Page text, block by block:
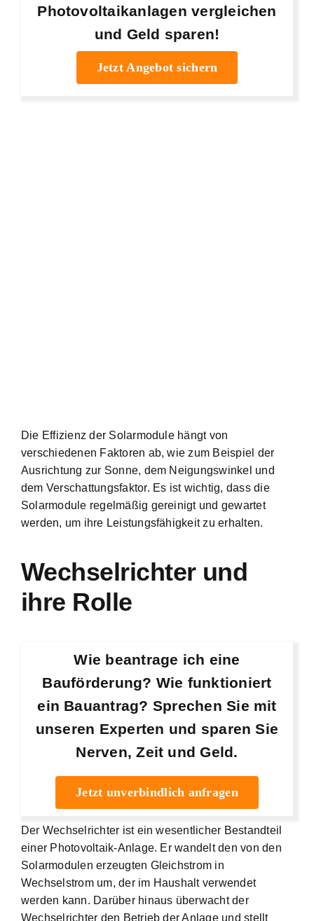
Photovoltaikanlagen vergleichen
und Geld sparen!
Jetzt Angebot sichern
Die Effizienz der Solarmodule hängt von
verschiedenen Faktoren ab, wie zum Beispiel der
Ausrichtung zur Sonne, dem Neigungswinkel und
dem Verschattungsfaktor. Es ist wichtig, dass die
Solarmodule regelmäßig gereinigt und gewartet
werden, um ihre Leistungsfähigkeit zu erhalten.
Wechselrichter und
ihre Rolle
Wie beantrage ich eine
Bauförderung? Wie funktioniert
ein Bauantrag? Sprechen Sie mit
unseren Experten und sparen Sie
Nerven, Zeit und Geld.
Jetzt unverbindlich anfragen
Der Wechselrichter ist ein wesentlicher Bestandteil
einer Photovoltaik-Anlage. Er wandelt den von den
Solarmodulen erzeugten Gleichstrom in
Wechselstrom um, der im Haushalt verwendet
werden kann. Darüber hinaus überwacht der
Wechselrichter den Betrieb der Anlage und stellt